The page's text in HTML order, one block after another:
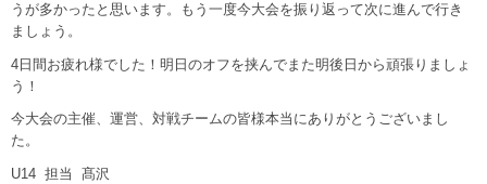
うが多かったと思います。もう一度今大会を振り返って次に進んで行き
ましょう。
4日間お疲れ様でした！明日のオフを挟んでまた明後日から頑張りましょ
う！
今大会の主催、運営、対戦チームの皆様本当にありがとうございまし
た。
U14 担当 髙沢